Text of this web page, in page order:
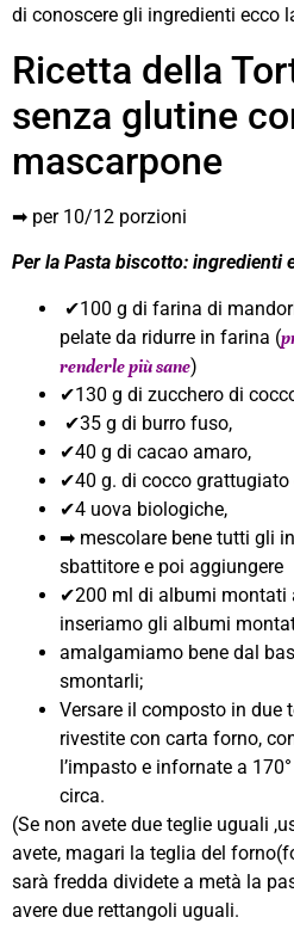
di conoscere gli ingredienti ecco
Ricetta della
senza glutine
mascarpone
➡ per 10/12 porzioni
Per la Pasta biscotto: ingredienti
✔100 g di farina di
pelate da ridurre in farina (
renderle più sane)
✔130 g di zucchero di
✔35 g di burro fuso,
✔40 g di cacao amaro,
✔40 g. di cocco grattugiato
✔4 uova biologiche,
➡ mescolare bene tutti gli
sbattitore e poi aggiungere
✔200 ml di albumi montati
inseriamo gli albumi
amalgamiamo bene dal
smontarli;
Versare il composto in due
rivestite con carta forno,
l’impasto e infornate a
circa.
(Se non avete due teglie uguali
avete, magari la teglia del
sarà fredda dividete a metà la
avere due rettangoli uguali.